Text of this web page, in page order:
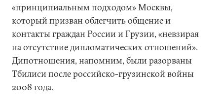
«принципиальным подходом» Москвы,
который призван облегчить общение и
контакты граждан России и Грузии, «невзирая
на отсутствие дипломатических отношений».
Дипотношения, напомним, были разорваны
Тбилиси после российско-грузинской войны
2008 года.